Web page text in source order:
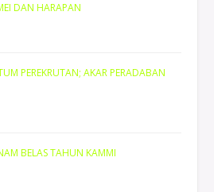
DAN HARAPAN
PEREKRUTAN; AKAR PERADABAN
BELAS TAHUN KAMMI